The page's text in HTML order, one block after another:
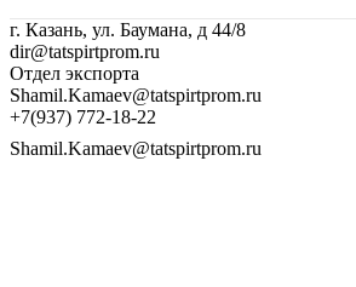
г. Казань, ул. Баумана, д 44/8
dir@tatspirtprom.ru
Отдел экспорта
Shamil.Kamaev@tatspirtprom.ru
+7(937) 772-18-22
Shamil.Kamaev@tatspirtprom.ru